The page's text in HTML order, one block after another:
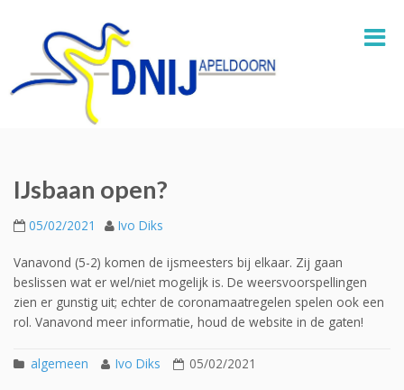
IJsbaan open?
05/02/2021 Ivo Diks
Vanavond (5-2) komen de ijsmeesters bij elkaar. Zij gaan
beslissen wat er wel/niet mogelijk is. De weersvoorspellingen
zien er gunstig uit; echter de coronamaatregelen spelen ook een
rol. Vanavond meer informatie, houd de website in de gaten!
algemeen Ivo Diks 05/02/2021